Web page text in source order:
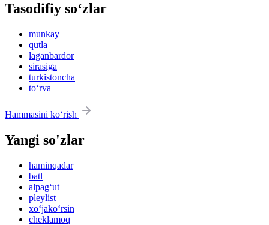
Tasodifiy so‘zlar
munkay
qutla
laganbardor
sirasiga
turkistoncha
to‘rva
Hammasini ko‘rish
Yangi so'zlar
haminqadar
batl
alpag‘ut
pleylist
xo‘jako‘rsin
cheklamoq